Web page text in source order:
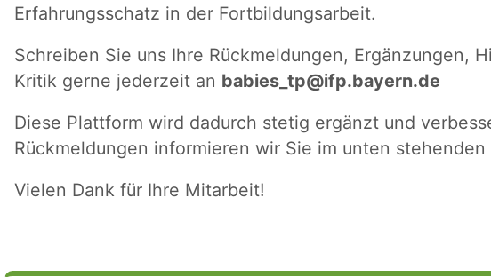
Erfahrungsschatz in der Fortbildungsarbeit.
Schreiben Sie uns Ihre Rückmeldungen, Ergänzungen,
Kritik gerne jederzeit an babies_tp@ifp.bayern.de
Diese Plattform wird dadurch stetig ergänzt und
Rückmeldungen informieren wir Sie im unten stehenden
Vielen Dank für Ihre Mitarbeit!